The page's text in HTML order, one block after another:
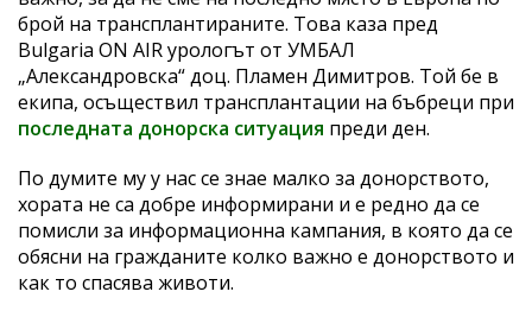
брой на трансплантираните. Това каза пред
Bulgaria ON AIR урологът от УМБАЛ
„Александровска“ доц. Пламен Димитров. Той бе в
екипа, осъществил трансплантации на бъбреци при
последната донорска ситуация преди ден.
По думите му у нас се знае малко за донорството,
хората не са добре информирани и е редно да се
помисли за информационна кампания, в която да се
обясни на гражданите колко важно е донорството и
как то спасява животи.